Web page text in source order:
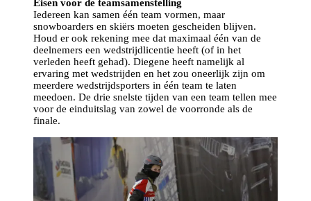
Eisen voor de teamsamenstelling
Iedereen kan samen één team vormen, maar
snowboarders en skiërs moeten gescheiden blijven.
Houd er ook rekening mee dat maximaal één van de
deelnemers een wedstrijdlicentie heeft (of in het
verleden heeft gehad). Diegene heeft namelijk al
ervaring met wedstrijden en het zou oneerlijk zijn om
meerdere wedstrijdsporters in één team te laten
meedoen. De drie snelste tijden van een team tellen mee
voor de einduitslag van zowel de voorronde als de
finale.